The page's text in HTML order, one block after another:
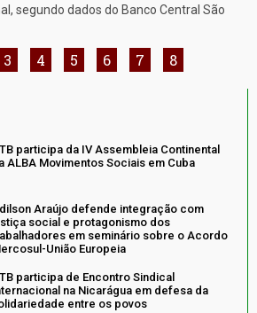
segundo dados do Banco Central São
3 4 5 6 7 8
participa da IV Assembleia Continental
ALBA Movimentos Sociais em Cuba
Araújo defende integração com
social e protagonismo dos
em seminário sobre o Acordo
União Europeia
participa de Encontro Sindical
na Nicarágua em defesa da
entre os povos